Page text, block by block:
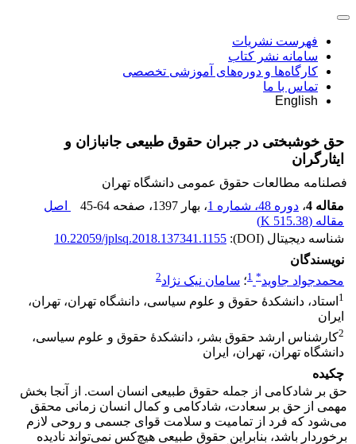
فهرست نشریات
سامانه نشر کتاب
کارگاه‌ها و دوره‌های آموزشی تخصصی
تماس با ما
English
حق خوشبختی در جبران حقوق طبیعی جانبازان و
ایثارگران
فصلنامه مطالعات حقوق عمومی دانشگاه تهران
مقاله 4
، دوره 48، شماره 1 ، بهار 1397 ، صفحه 45-64
اصل
مقاله (515.38 K
)
شناسه دیجیتال (DOI):
10.22059/jplsq.2018.137341.1155
نویسندگان
محمدجواد جاوید*
1؛ سامان نیک نژاد2
1 استاد، دانشکدۀ حقوق و علوم سیاسی، دانشگاه تهران، تهران،
ایران
2کارشناس ارشد حقوق بشر، دانشکدۀ حقوق و علوم سیاسی،
دانشگاه تهران، تهران، ایران
چکیده
حق بر شادکامی از جمله حقوق طبیعی انسان است. از آنجا بخش
مهمی از حق بر سعادت، شادکامی و کمال انسان زمانی محقق
می‌شود که فرد از تمامیت و سلامت قوای جسمی و روحی لازم
برخوردار باشد، بنابراین حقوق طبیعی هیچ‌کس نمی‌تواند نادیده